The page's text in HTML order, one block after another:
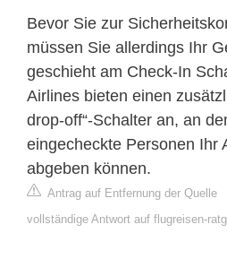
Bevor Sie zur
müssen Sie allerdings Ihr
geschieht am Check-In
Airlines bieten einen
drop-off“-Schalter an, an
eingecheckte Personen Ihr
abgeben können.
Antrag auf Entfernung der Quelle
vollständige Antwort auf flugreisen-